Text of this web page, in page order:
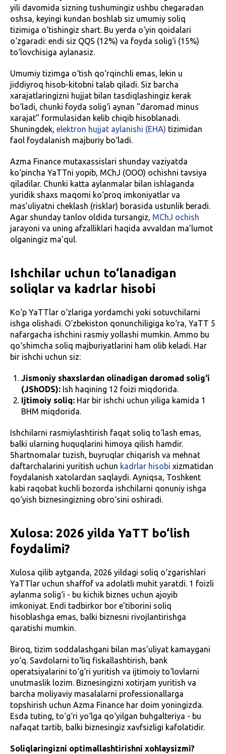
yili davomida sizning tushumingiz ushbu chegaradan
oshsa, keyingi kundan boshlab siz umumiy soliq
tizimiga o‘tishingiz shart. Bu yerda o‘yin qoidalari
o‘zgaradi: endi siz QQS (12%) va foyda solig‘i (15%)
to‘lovchisiga aylanasiz.
Umumiy tizimga o‘tish qo‘rqinchli emas, lekin u
jiddiyroq hisob-kitobni talab qiladi. Siz barcha
xarajatlaringizni hujjat bilan tasdiqlashingiz kerak
bo‘ladi, chunki foyda solig‘i aynan "daromad minus
xarajat" formulasidan kelib chiqib hisoblanadi.
Shuningdek, elektron hujjat aylanishi (EHA) tizimidan
faol foydalanish majburiy bo‘ladi.
Azma Finance mutaxassislari shunday vaziyatda
ko‘pincha YaTTni yopib, MChJ (OOO) ochishni tavsiya
qiladilar. Chunki katta aylanmalar bilan ishlaganda
yuridik shaxs maqomi ko‘proq imkoniyatlar va
mas’uliyatni cheklash (risklar) borasida ustunlik beradi.
Agar shunday tanlov oldida tursangiz, MChJ ochish
jarayoni va uning afzalliklari haqida avvaldan ma’lumot
olganingiz ma’qul.
Ishchilar uchun to‘lanadigan
soliqlar va kadrlar hisobi
Ko‘p YaTTlar o‘zlariga yordamchi yoki sotuvchilarni
ishga olishadi. O‘zbekiston qonunchiligiga ko‘ra, YaTT 5
nafargacha ishchini rasmiy yollashi mumkin. Ammo bu
qo‘shimcha soliq majburiyatlarini ham olib keladi. Har
bir ishchi uchun siz:
Jismoniy shaxslardan olinadigan daromad solig‘i
(JShODS): Ish haqining 12 foizi miqdorida.
Ijtimoiy soliq: Har bir ishchi uchun yiliga kamida 1
BHM miqdorida.
Ishchilarni rasmiylashtirish faqat soliq to‘lash emas,
balki ularning huquqlarini himoya qilish hamdir.
Shartnomalar tuzish, buyruqlar chiqarish va mehnat
daftarchalarini yuritish uchun kadrlar hisobi xizmatidan
foydalanish xatolardan saqlaydi. Ayniqsa, Toshkent
kabi raqobat kuchli bozorda ishchilarni qonuniy ishga
qo‘yish biznesingizning obro‘sini oshiradi.
Xulosa: 2026 yilda YaTT bo‘lish
foydalimi?
Xulosa qilib aytganda, 2026 yildagi soliq o‘zgarishlari
YaTTlar uchun shaffof va adolatli muhit yaratdi. 1 foizli
aylanma solig‘i - bu kichik biznes uchun ajoyib
imkoniyat. Endi tadbirkor bor e’tiborini soliq
hisoblashga emas, balki biznesni rivojlantirishga
qaratishi mumkin.
Biroq, tizim soddalashgani bilan mas’uliyat kamaygani
yo‘q. Savdolarni to‘liq fiskallashtirish, bank
operatsiyalarini to‘g‘ri yuritish va ijtimoiy to‘lovlarni
unutmaslik lozim. Biznesingizni xotirjam yuritish va
barcha moliyaviy masalalarni professionallarga
topshirish uchun Azma Finance har doim yoningizda.
Esda tuting, to‘g‘ri yo‘lga qo‘yilgan buhgalteriya - bu
nafaqat tartib, balki biznesingiz xavfsizligi kafolatidir.
Soliqlaringizni optimallashtirishni xohlaysizmi?